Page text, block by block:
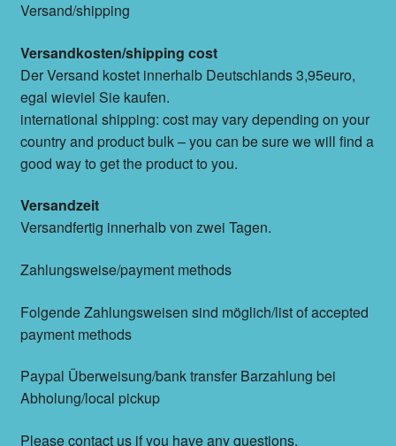
Versand/shipping
Versandkosten/shipping cost
Der Versand kostet innerhalb Deutschlands 3,95euro,
egal wieviel Sie kaufen.
international shipping: cost may vary depending on your
country and product bulk – you can be sure we will find a
good way to get the product to you.
Versandzeit
Versandfertig innerhalb von zwei Tagen.
Zahlungsweise/payment methods
Folgende Zahlungsweisen sind möglich/list of accepted
payment methods
Paypal Überweisung/bank transfer Barzahlung bei
Abholung/local pickup
Please contact us if you have any questions.